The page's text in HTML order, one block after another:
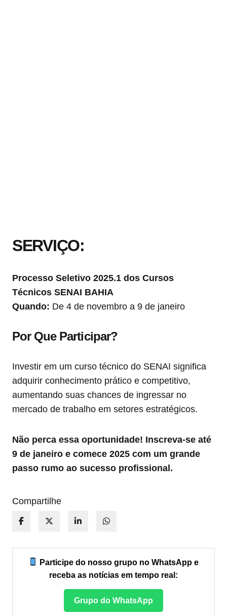
SERVIÇO:
Processo Seletivo 2025.1 dos Cursos
Técnicos SENAI BAHIA
Quando: De 4 de novembro a 9 de janeiro
Por Que Participar?
Investir em um curso técnico do SENAI significa
adquirir conhecimento prático e competitivo,
aumentando suas chances de ingressar no
mercado de trabalho em setores estratégicos.
Não perca essa oportunidade! Inscreva-se até
9 de janeiro e comece 2025 com um grande
passo rumo ao sucesso profissional.
Compartilhe
Participe do nosso grupo no WhatsApp e
receba as notícias em tempo real:
Grupo do WhatsApp